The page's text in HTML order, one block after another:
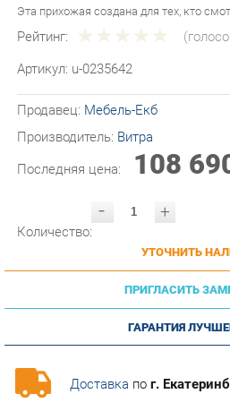
Рейтинг:
Артикул: u-0235642
Производитель:Витра
Последняя цена: 108 690
-
УТОЧНИТЬ
ПРИГЛАСИТЬ
ГАРАНТИЯ
Доставкапог.